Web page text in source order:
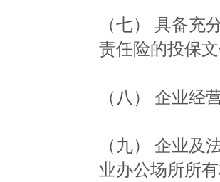
（七） 具备充
责任险的投保
（八） 企业经
（九） 企业及
业办公场所所